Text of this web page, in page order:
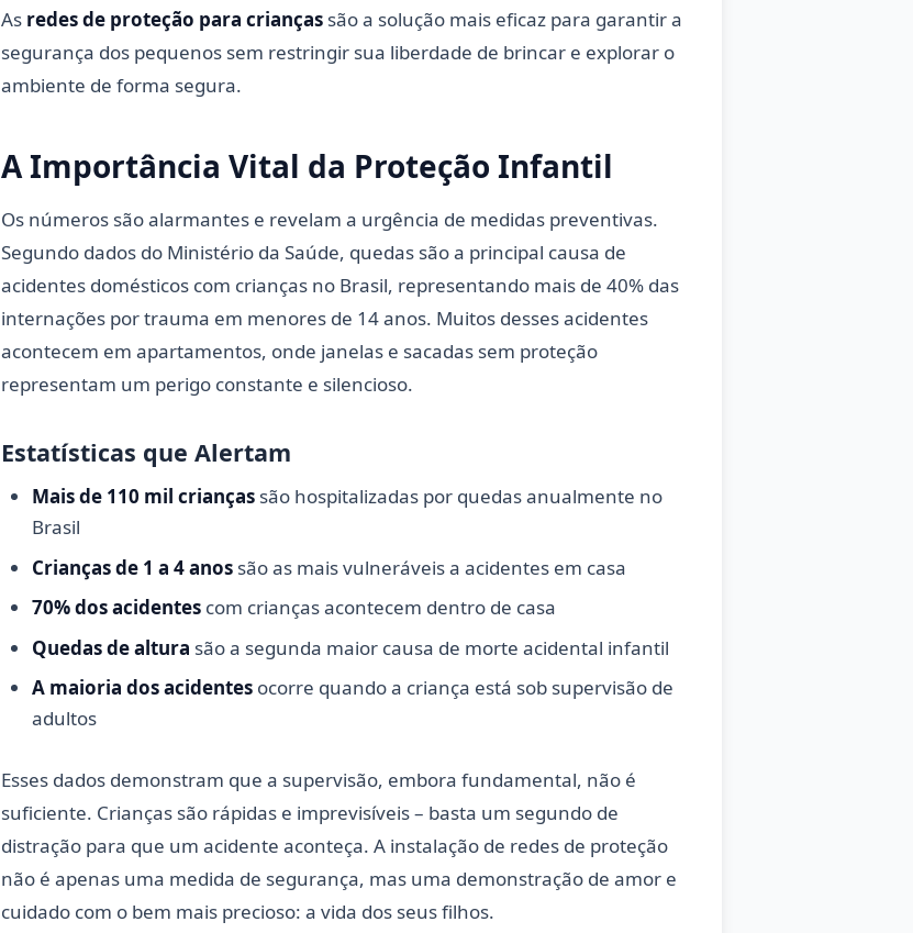
As redes de proteção para crianças são a solução mais eficaz para garantir a
segurança dos pequenos sem restringir sua liberdade de brincar e explorar o
ambiente de forma segura.
A Importância Vital da Proteção Infantil
Os números são alarmantes e revelam a urgência de medidas preventivas.
Segundo dados do Ministério da Saúde, quedas são a principal causa de
acidentes domésticos com crianças no Brasil, representando mais de 40% das
internações por trauma em menores de 14 anos. Muitos desses acidentes
acontecem em apartamentos, onde janelas e sacadas sem proteção
representam um perigo constante e silencioso.
Estatísticas que Alertam
Mais de 110 mil crianças são hospitalizadas por quedas anualmente no
Brasil
Crianças de 1 a 4 anos são as mais vulneráveis a acidentes em casa
70% dos acidentes com crianças acontecem dentro de casa
Quedas de altura são a segunda maior causa de morte acidental infantil
A maioria dos acidentes ocorre quando a criança está sob supervisão de
adultos
Esses dados demonstram que a supervisão, embora fundamental, não é
suficiente. Crianças são rápidas e imprevisíveis – basta um segundo de
distração para que um acidente aconteça. A instalação de redes de proteção
não é apenas uma medida de segurança, mas uma demonstração de amor e
cuidado com o bem mais precioso: a vida dos seus filhos.